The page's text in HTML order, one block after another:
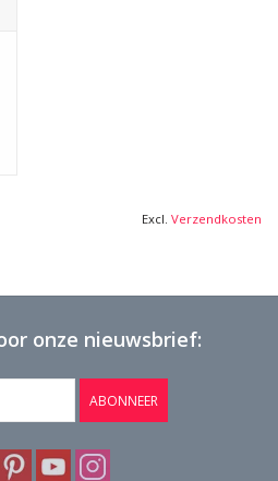
Excl. Verzendkosten
onze nieuwsbrief:
ABONNEER